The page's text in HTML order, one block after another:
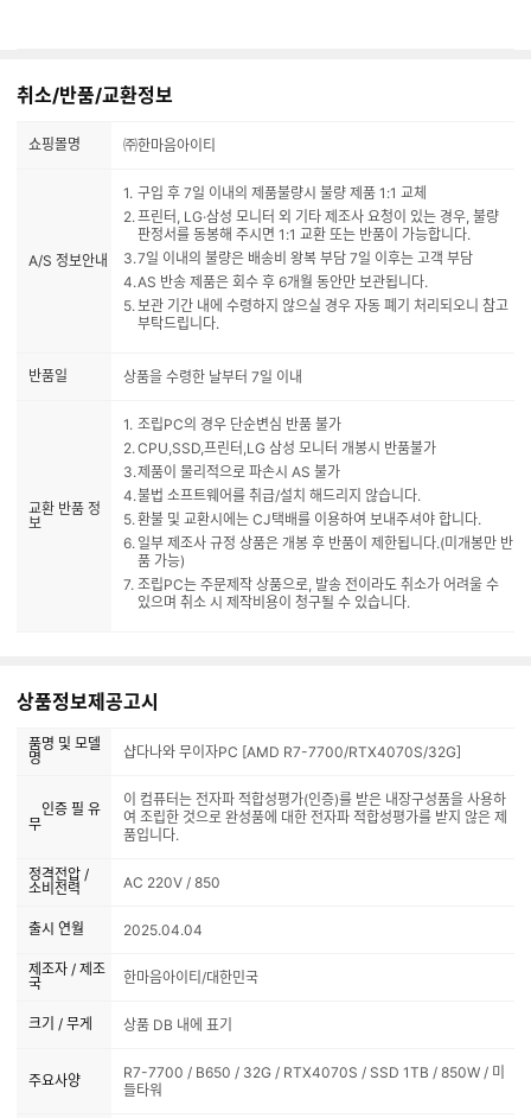
취소/반품/교환정보
쇼핑몰명 ㈜한마음아이티
A/S 정보안내
구입 후 7일 이내의 제품불량시 불량 제품 1:1 교체
프린터, LG·삼성 모니터 외 기타 제조사 요청이 있는 경우, 불량
판정서를 동봉해 주시면 1:1 교환 또는 반품이 가능합니다.
7일 이내의 불량은 배송비 왕복 부담 7일 이후는 고객 부담
AS 반송 제품은 회수 후 6개월 동안만 보관됩니다.
보관 기간 내에 수령하지 않으실 경우 자동 폐기 처리되오니 참고
부탁드립니다.
반품일 상품을 수령한 날부터 7일 이내
교환 반품 정
보
조립PC의 경우 단순변심 반품 불가
CPU,SSD,프린터,LG 삼성 모니터 개봉시 반품불가
제품이 물리적으로 파손시 AS 불가
불법 소프트웨어를 취급/설치 해드리지 않습니다.
환불 및 교환시에는 CJ택배를 이용하여 보내주셔야 합니다.
일부 제조사 규정 상품은 개봉 후 반품이 제한됩니다.(미개봉만 반
품 가능)
조립PC는 주문제작 상품으로, 발송 전이라도 취소가 어려울 수
있으며 취소 시 제작비용이 청구될 수 있습니다.
상품정보제공고시
품명 및 모델
명
샵다나와 무이자PC [AMD R7-7700/RTX4070S/32G]
인증 필 유
무
이 컴퓨터는 전자파 적합성평가(인증)를 받은 내장구성품을 사용하
여 조립한 것으로 완성품에 대한 전자파 적합성평가를 받지 않은 제
품입니다.
정격전압 /
소비전력
AC 220V / 850
출시 연월 2025.04.04
제조자 / 제조
국
한마음아이티/대한민국
크기 / 무게 상품 DB 내에 표기
주요사양
R7-7700 / B650 / 32G / RTX4070S / SSD 1TB / 850W / 미
들타워